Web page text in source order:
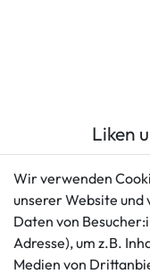
Liken
Kundenservice
+49 421 596586
Mo. - Fr. 9 - 16 Uhr
Wir verwenden
unserer Website
Daten von
Adresse), um z.B.
Medien von